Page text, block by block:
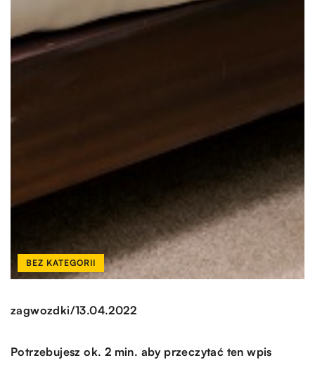
BEZ KATEGORII
zagwozdki/13.04.2022
Potrzebujesz ok. 2 min. aby przeczytać ten wpis